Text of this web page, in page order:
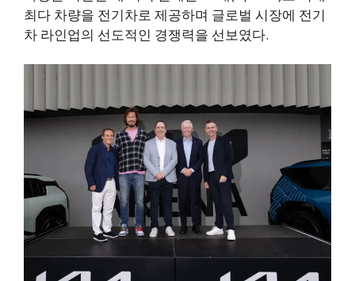
최다 차량을 전기차로 제공하며 글로벌 시장에 전기
차 라인업의 선도적인 경쟁력을 선보였다.